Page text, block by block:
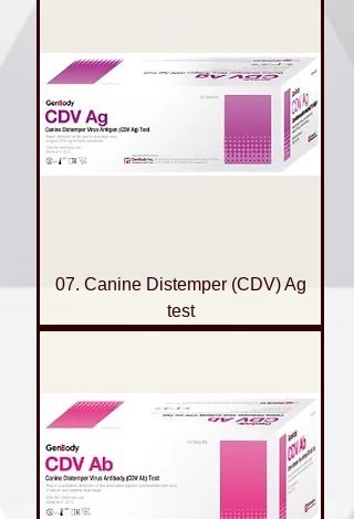
07. Canine Distemper (CDV) Ag
test